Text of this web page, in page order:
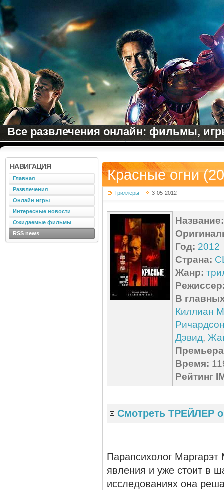
Все развлечения онлайн: фильмы,
Красные огни
Триллеры 3-05-2012
Название:
Год: 2012
Страна:
Жанр:
В
Киллиан
Дэвид,
Время:
Рейтинг
Смотреть ТРЕЙЛЕР
Парапсихолог
явления и уже стоит в
исследованиях она
НАВИГАЦИЯ
Главная
Развлечения
Онлайн игры
Интересные новости
Ожидаемые фильмы
RSS news